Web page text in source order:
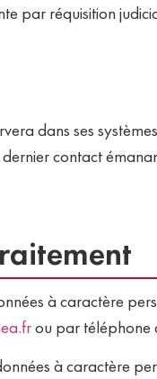
par réquisition
dans ses
contact
à caractère
ou par
à caractère